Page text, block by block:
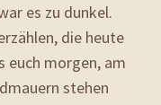
es zu dunkel.
die heute
euch morgen, am
stehen